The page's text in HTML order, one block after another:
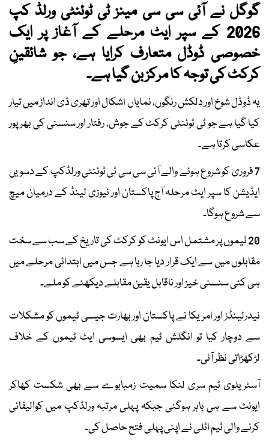
گوگل نے آئی سی سی مینز ٹی ٹوئنٹی ورلڈ کپ
2026 کے سپر ایٹ مرحلے کے آغاز پر ایک
خصوصی ڈوڈل متعارف کرایا ہے، جو شائقینِ
کرکٹ کی توجہ کا مرکز بن گیا ہے۔
یہ ڈوڈل شوخ اور دلکش رنگوں، نمایاں اشکال اور تھری ڈی انداز میں تیار
کیا گیا ہے جو ٹی ٹوئنٹی کرکٹ کے جوش، رفتار اور سنسنی کی بھرپور
عکاسی کرتا ہے۔
7 فروری کو شروع ہونے والے آئی سی سی ٹی ٹوئنٹی ورلڈکپ کے دسویں
ایڈیشن کا سپر ایٹ مرحلہ آج پاکستان اور نیوزی لینڈ کے درمیان میچ
سے شروع ہوگا۔
20 ٹیموں پر مشتمل اس ایونٹ کو کرکٹ کی تاریخ کے سب سے سخت
مقابلوں میں سے ایک قرار دیا جا رہا ہے جس میں ابتدائی مرحلے میں
ہی کئی سنسنی خیز اور ناقابل یقین مقابلے دیکھنے کو ملے۔
نیدرلینڈز اور امریکا نے پاکستان اور بھارت جیسی ٹیموں کو مشکلات
سے دوچار کیا تو انگلش ٹیم بھی ایسوسی ایٹ ٹیموں کے خلاف
لڑکھڑاتی نظر آئی۔
آسٹریلوی ٹیم سری لنکا سمیت زمبابوے سے بھی شکست کھاکر
ایونٹ سے ہی باہر ہوگئی جبکہ پہلی مرتبہ ورلڈکپ میں کوالیفائی
کرنے والی ٹیم اٹلی نے اپنی پہلی فتح حاصل کی۔